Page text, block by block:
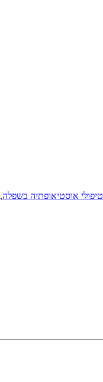
טיפולי אוסטיאופתיה בשפלה,